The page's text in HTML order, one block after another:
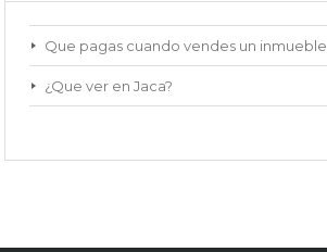
Que pagas cuando vendes un inmueble.
¿Que ver en Jaca?